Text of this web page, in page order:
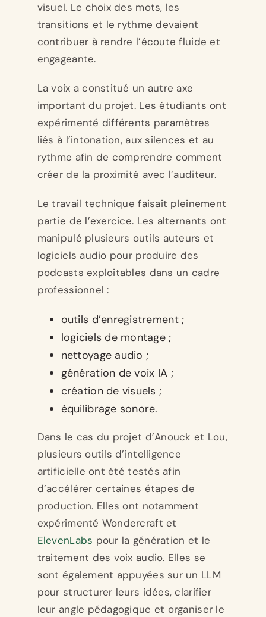
visuel. Le choix des mots, les
transitions et le rythme devaient
contribuer à rendre l’écoute fluide et
engageante.
La voix a constitué un autre axe
important du projet. Les étudiants ont
expérimenté différents paramètres
liés à l’intonation, aux silences et au
rythme afin de comprendre comment
créer de la proximité avec l’auditeur.
Le travail technique faisait pleinement
partie de l’exercice. Les alternants ont
manipulé plusieurs outils auteurs et
logiciels audio pour produire des
podcasts exploitables dans un cadre
professionnel :
outils d’enregistrement ;
logiciels de montage ;
nettoyage audio ;
génération de voix IA ;
création de visuels ;
équilibrage sonore.
Dans le cas du projet d’Anouck et Lou,
plusieurs outils d’intelligence
artificielle ont été testés afin
d’accélérer certaines étapes de
production. Elles ont notamment
expérimenté Wondercraft et
ElevenLabs pour la génération et le
traitement des voix audio. Elles se
sont également appuyées sur un LLM
pour structurer leurs idées, clarifier
leur angle pédagogique et organiser le